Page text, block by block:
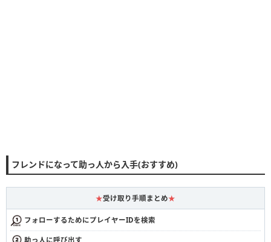
フレンドになって助っ人から入手(おすすめ)
★受け取り手順まとめ★
フォローするためにプレイヤーIDを検索
助っ人に呼び出す